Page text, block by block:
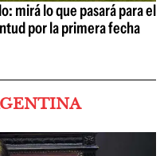
mirá lo que pasará para el
por la primera fecha